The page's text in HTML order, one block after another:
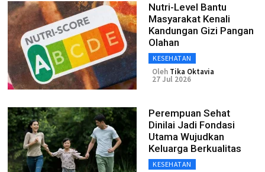
Nutri-Level Bantu
Masyarakat Kenali
Kandungan Gizi Pangan
Olahan
KESEHATAN
Oleh Tika Oktavia
27 Jul 2026
Perempuan Sehat
Dinilai Jadi Fondasi
Utama Wujudkan
Keluarga Berkualitas
KESEHATAN